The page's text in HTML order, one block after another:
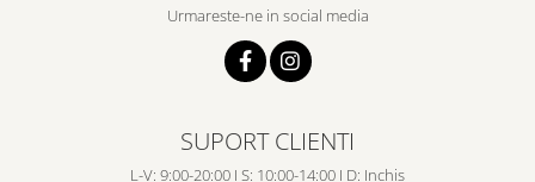
Urmareste-ne in social media
SUPORT CLIENTI
L-V: 9:00-20:00 I S: 10:00-14:00 I D: Inchis